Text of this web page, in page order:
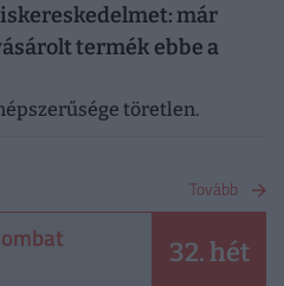
már
termék ebbe a
töretlen.
Tovább
32. hét